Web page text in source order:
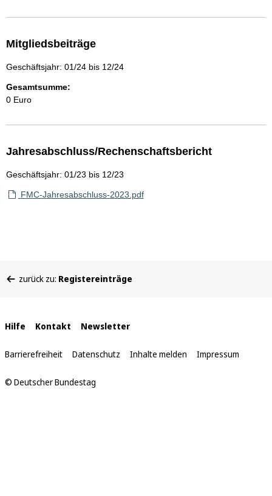
Mitgliedsbeiträge
Geschäftsjahr: 01/24 bis 12/24
Gesamtsumme:
0 Euro
Jahresabschluss/Rechenschaftsbericht
Geschäftsjahr: 01/23 bis 12/23
FMC-Jahresabschluss-2023.pdf
befinden
zurück zu: Registereinträge
Interne
Links
Hilfe Kontakt Newsletter
Barrierefreiheit Datenschutz Inhalte melden Impressum
© Deutscher Bundestag